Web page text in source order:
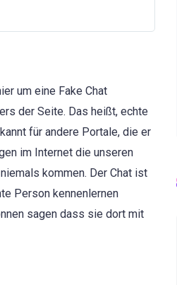
um eine Fake Chat
der Seite. Das heißt, echte
für andere Portale, die er
im Internet die unseren
kommen. Der Chat ist
Person kennenlernen
sagen dass sie dort mit